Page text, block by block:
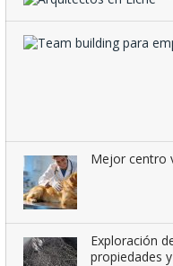
Mejor centro
Exploración
propiedades